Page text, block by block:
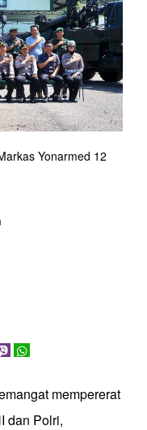
Yonarmed 12
mempererat
dan Polri,